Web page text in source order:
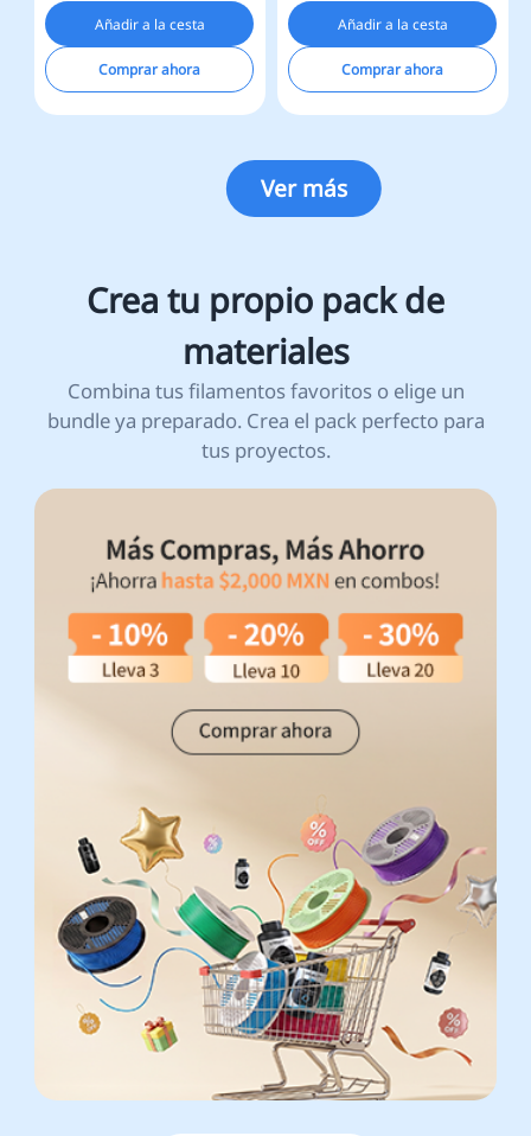
Añadir a la cesta
Comprar ahora
Añadir a la cesta
Comprar ahora
Ver más
Crea tu propio pack de
materiales
Combina tus filamentos favoritos o elige un
bundle ya preparado. Crea el pack perfecto para
tus proyectos.